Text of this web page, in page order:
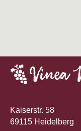
Kaiserstr. 58
69115 Heidelberg